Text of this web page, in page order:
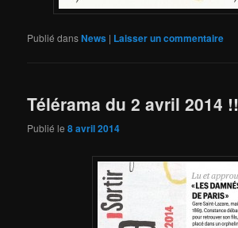
Publié dansNews | Laisser un commentaire
Télérama du 2 avril 2014 !!
Publié le8 avril 2014